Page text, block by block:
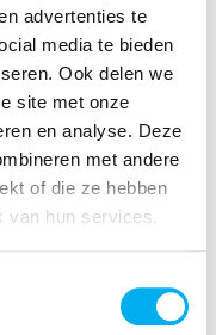
advertenties te
media te bieden
Ook delen we
site met onze
en analyse. Deze
met andere
of die ze hebben
van hun services.
jouw herinnering
of een ander